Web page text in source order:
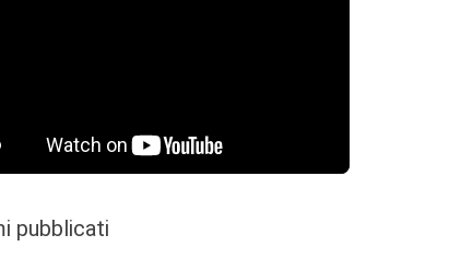
pubblicati